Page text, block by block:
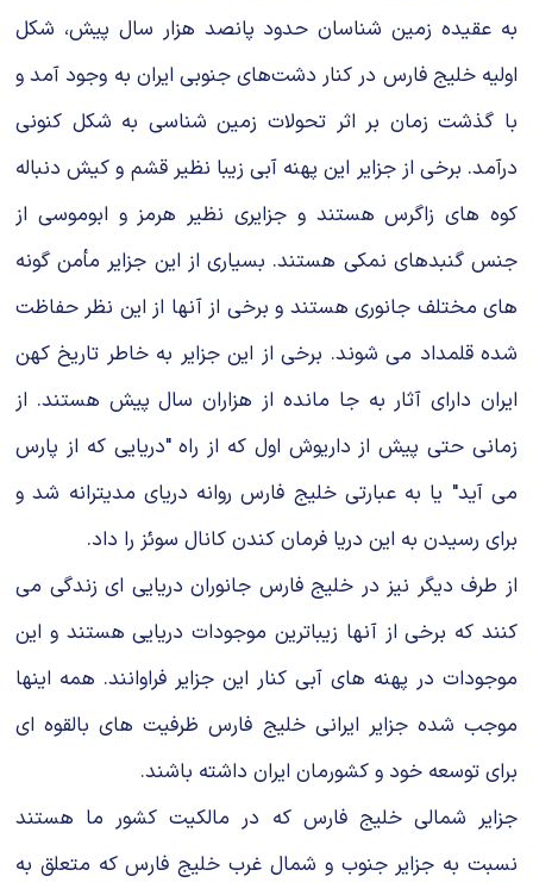
به عقیده زمین شناسان حدود پانصد هزار سال پیش، شکل
اولیه خلیج فارس در کنار دشت‌های جنوبی ایران به وجود آمد و
با گذشت زمان بر اثر تحولات زمین شناسی به شکل کنونی
درآمد. برخی از جزایر این پهنه آبی زیبا نظیر قشم و کیش دنباله
کوه های زاگرس هستند و جزایری نظیر هرمز و ابوموسی از
جنس گنبدهای نمکی هستند. بسیاری از این جزایر مأمن گونه
های مختلف جانوری هستند و برخی از آنها از این نظر حفاظت
شده قلمداد می شوند. برخی از این جزایر به خاطر تاریخ کهن
ایران دارای آثار به جا مانده از هزاران سال پیش هستند. از
زمانی حتی پیش از داریوش اول که از راه "دریایی که از پارس
می آید" یا به عبارتی خلیج فارس روانه دریای مدیترانه شد و
برای رسیدن به این دریا فرمان کندن کانال سوئز را داد.
از طرف دیگر نیز در خلیج فارس جانوران دریایی ای زندگی می
کنند که برخی از آنها زیباترین موجودات دریایی هستند و این
موجودات در پهنه های آبی کنار این جزایر فراوانند. همه اینها
موجب شده جزایر ایرانی خلیج فارس ظرفیت های بالقوه ای
برای توسعه خود و کشورمان ایران داشته باشند.
جزایر شمالی خلیج فارس که در مالکیت کشور ما هستند
نسبت به جزایر جنوب و شمال غرب خلیج فارس که متعلق به